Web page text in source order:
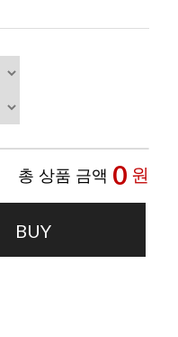
총 상품 금액 0 원
BUY